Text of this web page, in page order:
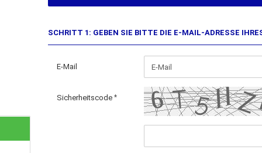
SCHRITT 1: GEBEN SIE BITTE DIE E-MAIL-ADRESSE
E-Mail
Sicherheitscode